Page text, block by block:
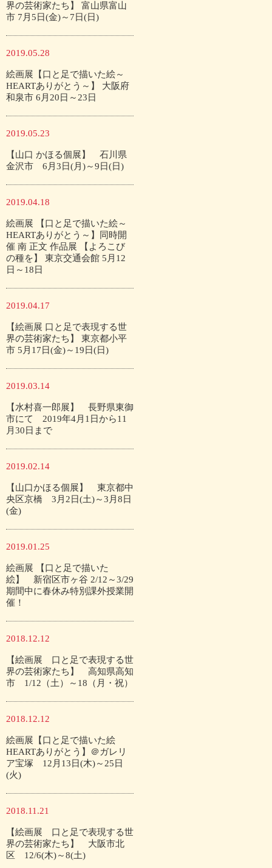
界の芸術家たち】 富山県富山
市 7月5日(金)～7日(日)
2019.05.28
絵画展【口と足で描いた絵～
HEARTありがとう～】 大阪府
和泉市 6月20日～23日
2019.05.23
【山口 かほる個展】 石川県
金沢市 6月3日(月)～9日(日)
2019.04.18
絵画展 【口と足で描いた絵～
HEARTありがとう～】同時開
催 南 正文 作品展 【よろこび
の種を】 東京交通会館 5月12
日～18日
2019.04.17
【絵画展 口と足で表現する世
界の芸術家たち】 東京都小平
市 5月17日(金)～19日(日)
2019.03.14
【水村喜一郎展】 長野県東御
市にて 2019年4月1日から11
月30日まで
2019.02.14
【山口かほる個展】 東京都中
央区京橋 3月2日(土)～3月8日
(金)
2019.01.25
絵画展 【口と足で描いた
絵】 新宿区市ヶ谷 2/12～3/29
期間中に春休み特別課外授業開
催！
2018.12.12
【絵画展 口と足で表現する世
界の芸術家たち】 高知県高知
市 1/12（土）～18（月・祝）
2018.12.12
絵画展【口と足で描いた絵
HEARTありがとう】＠ガレリ
ア宝塚 12月13日(木)～25日
(火)
2018.11.21
【絵画展 口と足で表現する世
界の芸術家たち】 大阪市北
区 12/6(木)～8(土)